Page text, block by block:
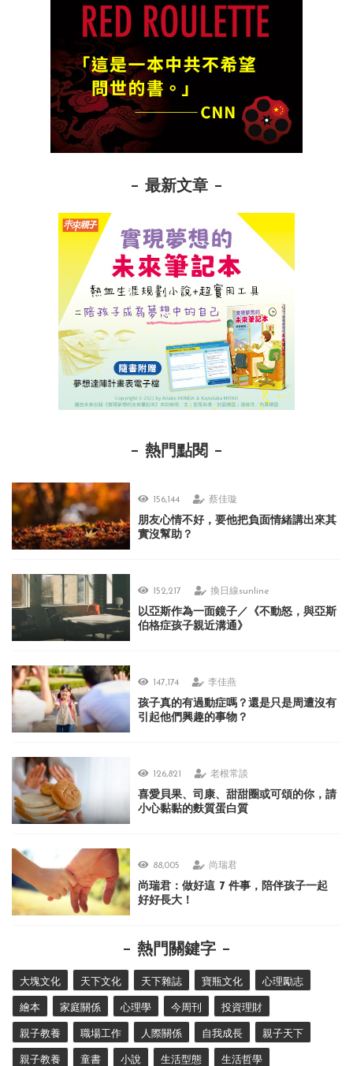
最新文章
熱門點閱
156,144 蔡佳璇
朋友心情不好，要他把負面情緒講出來其
實沒幫助？
152,217 換日線sunline
以亞斯作為一面鏡子／《不動怒，與亞斯
伯格症孩子親近溝通》
147,174 李佳燕
孩子真的有過動症嗎？還是只是周遭沒有
引起他們興趣的事物？
126,821 老根常談
喜愛貝果、司康、甜甜圈或可頌的你，請
小心黏黏的麩質蛋白質
88,005 尚瑞君
尚瑞君：做好這 7 件事，陪伴孩子一起
好好長大！
熱門關鍵字
大塊文化 天下文化 天下雜誌 寶瓶文化 心理勵志
繪本 家庭關係 心理學 今周刊 投資理財
親子教養 職場工作 人際關係 自我成長 親子天下
親子教養 童書 小說 生活型態 生活哲學